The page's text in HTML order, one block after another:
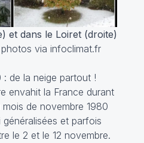
et dans le Loiret (droite)
via infoclimat.fr
de la neige partout !
envahit la France durant
de novembre 1980
et parfois
le 2 et le 12 novembre.